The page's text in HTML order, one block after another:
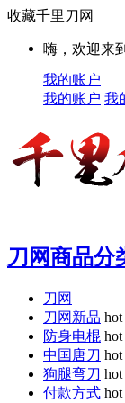
收藏千里刀网
嗨，欢迎来
我的账户
我的账户 我
刀网商品分
刀网
刀网新品 hot
防身电棍 hot
中国唐刀 hot
狗腿弯刀 hot
付款方式 hot